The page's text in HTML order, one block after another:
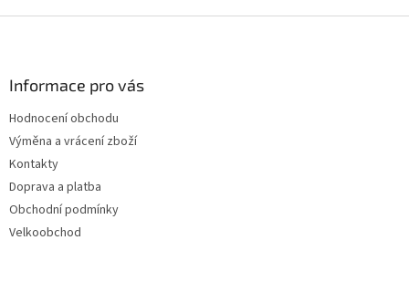
a
Informace pro vás
Hodnocení obchodu
Výměna a vrácení zboží
Kontakty
Doprava a platba
Obchodní podmínky
Velkoobchod